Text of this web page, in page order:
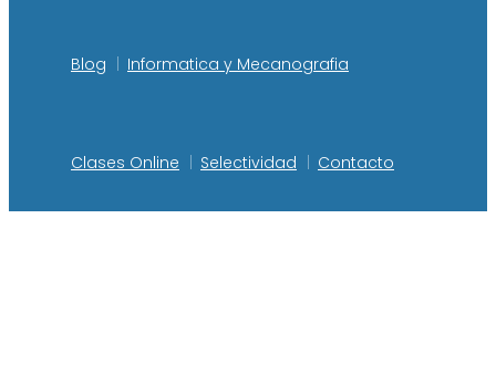
Blog Informatica y Mecanografia
Clases Online Selectividad Contacto